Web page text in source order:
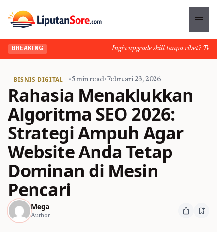
menu
BREAKING Ingin upgrade skill tanpa ribet?
BISNIS DIGITAL •5 min read•Februari 23, 2026
Rahasia Menaklukkan
Algoritma SEO 2026:
Strategi Ampuh Agar
Website Anda Tetap
Dominan di Mesin
Pencari
Mega
Author ios_share bookmark_add